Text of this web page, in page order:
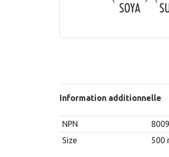
Information additionnelle
NPN
Size
500